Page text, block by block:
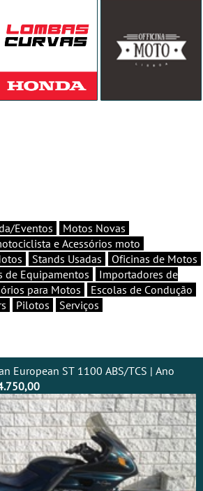
Eventos
Motos Novas
e Acessórios moto
Stands Usadas
Oficinas de Motos
de Equipamentos
Importadores de
para Motos
Escolas de Condução
Pilotos Serviços
European ST 1100 ABS/TCS | Ano